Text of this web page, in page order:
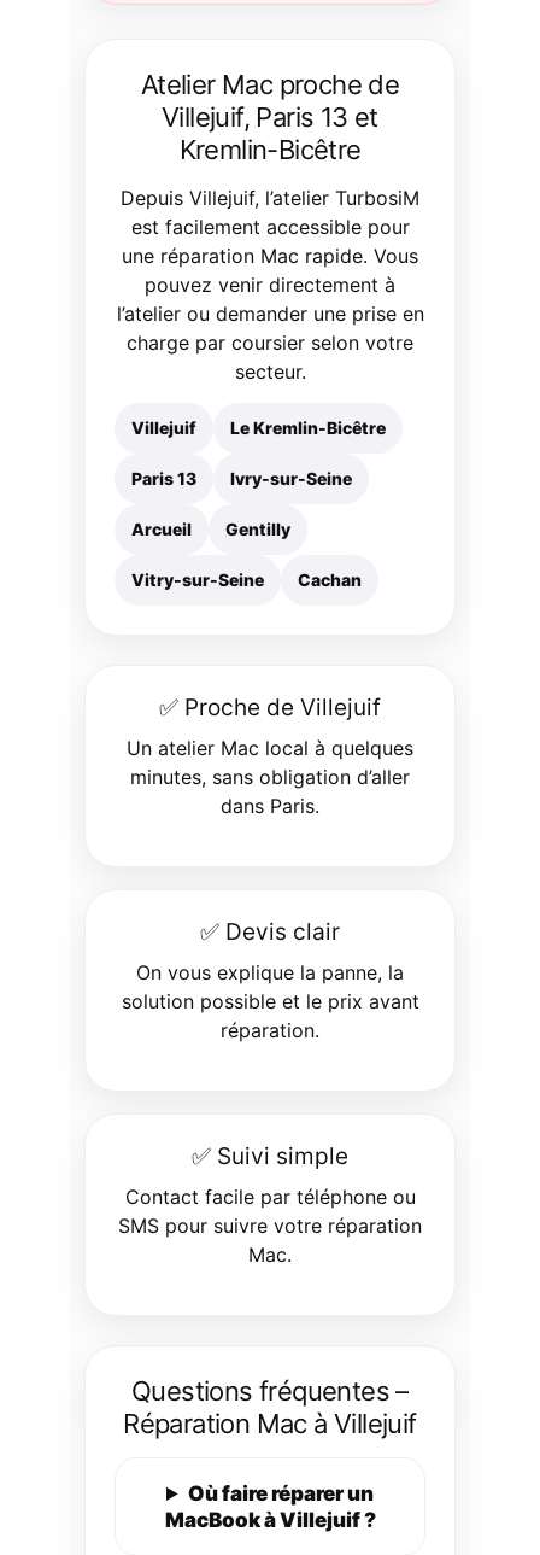
Atelier Mac proche de
Villejuif, Paris 13 et
Kremlin-Bicêtre
Depuis Villejuif, l’atelier TurbosiM
est facilement accessible pour
une réparation Mac rapide. Vous
pouvez venir directement à
l’atelier ou demander une prise en
charge par coursier selon votre
secteur.
Villejuif Le Kremlin-Bicêtre
Paris 13 Ivry-sur-Seine
Arcueil Gentilly
Vitry-sur-Seine Cachan
✅ Proche de Villejuif
Un atelier Mac local à quelques
minutes, sans obligation d’aller
dans Paris.
✅ Devis clair
On vous explique la panne, la
solution possible et le prix avant
réparation.
✅ Suivi simple
Contact facile par téléphone ou
SMS pour suivre votre réparation
Mac.
Questions fréquentes –
Réparation Mac à Villejuif
Où faire réparer un
MacBook à Villejuif ?